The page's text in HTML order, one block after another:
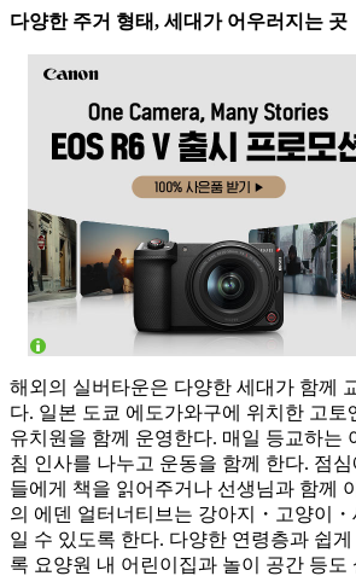
다양한 주거 형태, 세대가 어우러지는 곳
해외의 실버타운은 다양한 세대가 함께
다. 일본 도쿄 에도가와구에 위치한 고
유치원을 함께 운영한다. 매일 등교하는
침 인사를 나누고 운동을 함께 한다. 점심
들에게 책을 읽어주거나 선생님과 함께
의 에덴 얼터너티브는 강아지・고양이
일 수 있도록 한다. 다양한 연령층과 쉽
록 요양원 내 어린이집과 놀이 공간 등도